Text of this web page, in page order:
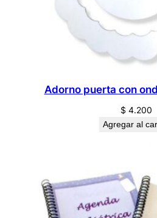
Adorno puerta con
$ 4.200
Agregar al